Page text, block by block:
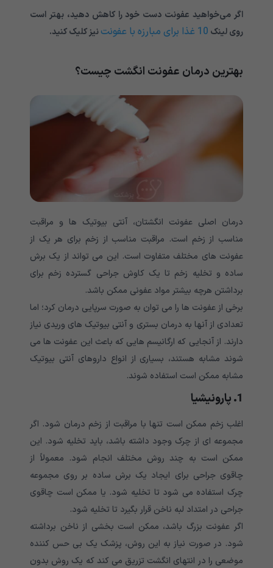
اگر می‌خواهید عفونت دست خود را کاهش دهید، بهتر است
روی لینک 10 غذا برای مبارزه با عفونت نیز کلیک کنید.
بهترین درمان عفونت انگشت چیست؟
درمان اصلی عفونت انگشتان، آنتی بیوتیک ها و مراقبت
مناسب از زخم است. مراقبت مناسب از زخم برای هر یک از
عفونت های مختلف متفاوت است. این می تواند از یک برش
ساده و تخلیه زخم تا یک کاوش جراحی گسترده زخم برای
برداشتن هرچه بیشتر مواد عفونی ممکن باشد.
برخی از عفونت ها را می توان به صورت سرپایی درمان کرد؛ اما
تعدادی از آنها به درمان بستری و آنتی بیوتیک های وریدی نیاز
دارند. از آنجایی که ارگانیسم هایی که باعث این عفونت ها می
شوند مشابه هستند، بسیاری از انواع داروهای آنتی بیوتیک
مشابه ممکن است استفاده شوند.
1. پارونیشیا
اغلب زخم ممکن است تنها با مراقبت از زخم درمان شود. اگر
مجموعه ای از چرک وجود داشته باشد، باید تخلیه شود. این
ممکن است به چند روش مختلف انجام شود. معمولاً از
چاقوی جراحی برای ایجاد یک برش ساده بر روی مجموعه
چرک استفاده می شود تا تخلیه شود. یا ممکن است چاقوی
جراحی در امتداد لبه ناخن قرار بگیرد تا تخلیه شود.
اگر عفونت بزرگ باشد، ممکن است بخشی از ناخن برداشته
شود. در صورت نیاز به این روش، پزشک یک بی حس کننده
موضعی را در انتهای انگشت تزریق می کند که یک روش بدون